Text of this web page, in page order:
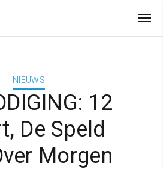
NIEUWS
12
De Speld
Morgen